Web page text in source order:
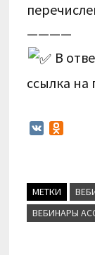
————
В
ссылка на
k
l
a
МЕТКИ
ВЕБИНАРЫ